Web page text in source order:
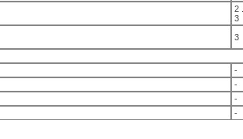
2 ...
3
3
-
-
-
-